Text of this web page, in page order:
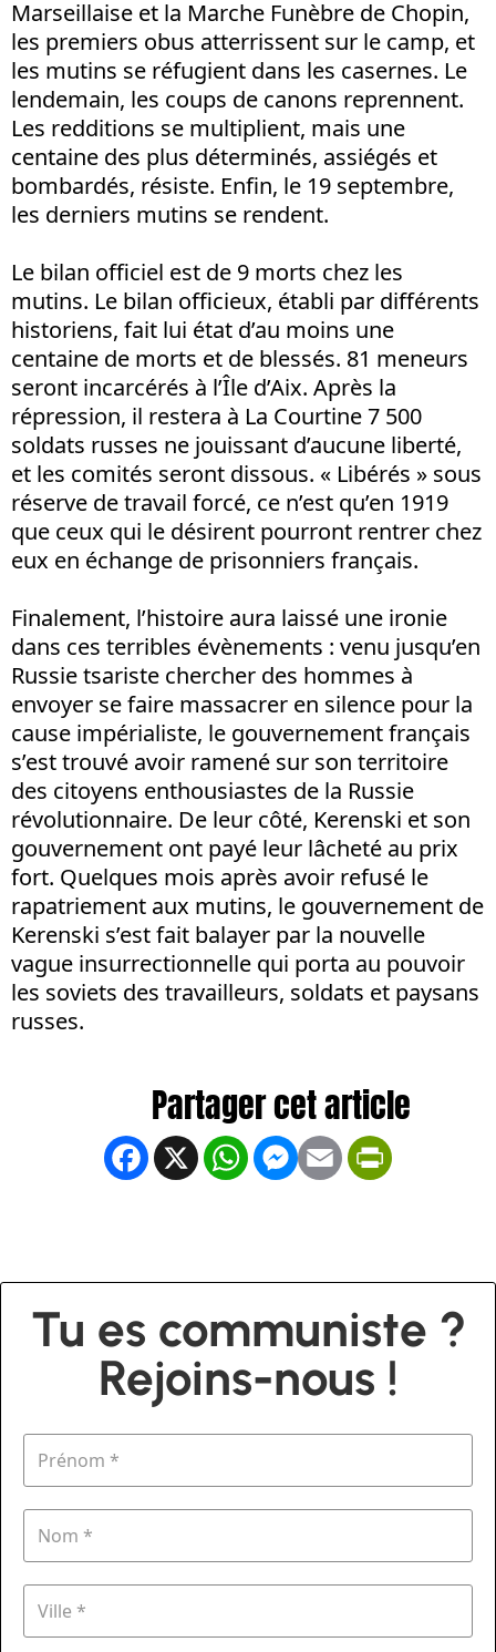
Marseillaise et la Marche Funèbre de Chopin,
les premiers obus atterrissent sur le camp, et
les mutins se réfugient dans les casernes. Le
lendemain, les coups de canons reprennent.
Les redditions se multiplient, mais une
centaine des plus déterminés, assiégés et
bombardés, résiste. Enfin, le 19 septembre,
les derniers mutins se rendent.
Le bilan officiel est de 9 morts chez les
mutins. Le bilan officieux, établi par différents
historiens, fait lui état d’au moins une
centaine de morts et de blessés. 81 meneurs
seront incarcérés à l’Île d’Aix. Après la
répression, il restera à La Courtine 7 500
soldats russes ne jouissant d’aucune liberté,
et les comités seront dissous. « Libérés » sous
réserve de travail forcé, ce n’est qu’en 1919
que ceux qui le désirent pourront rentrer chez
eux en échange de prisonniers français.
Finalement, l’histoire aura laissé une ironie
dans ces terribles évènements : venu jusqu’en
Russie tsariste chercher des hommes à
envoyer se faire massacrer en silence pour la
cause impérialiste, le gouvernement français
s’est trouvé avoir ramené sur son territoire
des citoyens enthousiastes de la Russie
révolutionnaire. De leur côté, Kerenski et son
gouvernement ont payé leur lâcheté au prix
fort. Quelques mois après avoir refusé le
rapatriement aux mutins, le gouvernement de
Kerenski s’est fait balayer par la nouvelle
vague insurrectionnelle qui porta au pouvoir
les soviets des travailleurs, soldats et paysans
russes.
Facebook
X WhatsApp
Messenger
Email
Tu es communiste ?
Rejoins-nous !